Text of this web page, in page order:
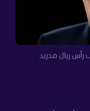
رأس ريال مدريد